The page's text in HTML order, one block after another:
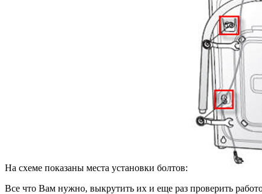
На схеме показаны места установки болтов:
Все что Вам нужно, выкрутить их и еще раз проверить